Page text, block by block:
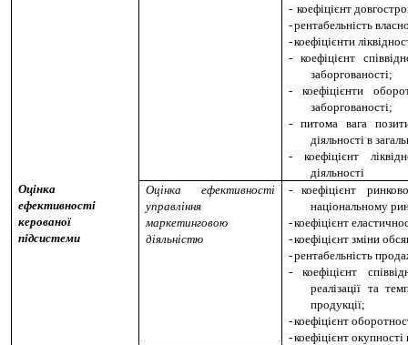
Оцінка
ефективності
керованої
підсистеми
- коефіцієнт
-рентабельність
-коефіцієнти
- коефіцієнт
заборгованості;
-
коефіцієнти
заборгованості;
- питома вага
діяльності в
-
коефіцієнт
діяльності
Оцінка ефективності
управління
маркетинговою
діяльністю
-
коефіцієнт
національному
-коефіцієнт
-коефіцієнт зміни
-рентабельність
-
коефіцієнт
реалізації та
продукції;
-коефіцієнт
-коефіцієнт